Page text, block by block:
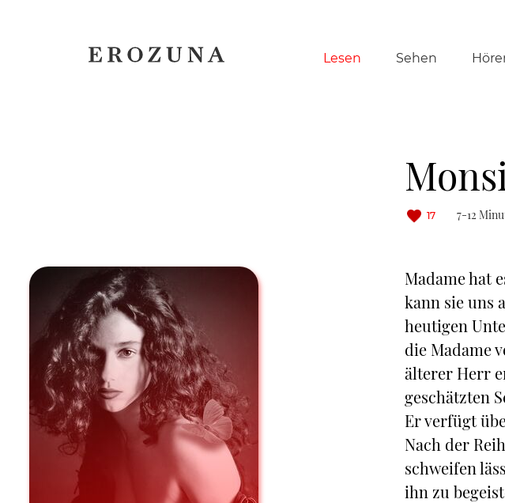
Navigation
Lesen Sehen
17 7-12
Madame hat
kann sie uns
heutigen
die Madame
älterer Herr
geschätzten
Er verfügt
Nach der
schweifen
ihn zu